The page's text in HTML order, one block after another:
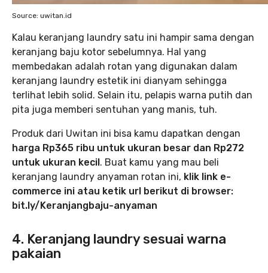
Source: uwitan.id
Kalau keranjang laundry satu ini hampir sama dengan
keranjang baju kotor sebelumnya. Hal yang
membedakan adalah rotan yang digunakan dalam
keranjang laundry estetik ini dianyam sehingga
terlihat lebih solid. Selain itu, pelapis warna putih dan
pita juga memberi sentuhan yang manis, tuh.
Produk dari Uwitan ini bisa kamu dapatkan dengan
harga Rp365 ribu untuk ukuran besar dan Rp272
untuk ukuran kecil. Buat kamu yang mau beli
keranjang laundry anyaman rotan ini, klik link e-
commerce ini atau ketik url berikut di browser:
bit.ly/Keranjangbaju-anyaman
4. Keranjang laundry sesuai warna
pakaian